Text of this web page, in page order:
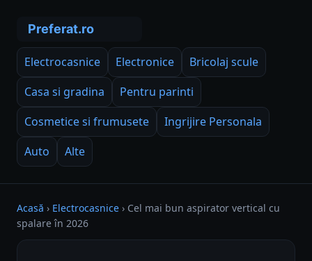
Electrocasnice Electronice
Bricolaj scule
Casa si gradina
Pentru parinti
Cosmetice si frumusete
Ingrijire Personala
Auto
Alte
Acasă › Electrocasnice › Cel mai bun aspirator vertical cu
spalare în 2026